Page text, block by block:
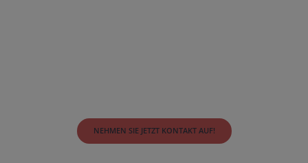
NEHMEN SIE JETZT KONTAKT AUF!